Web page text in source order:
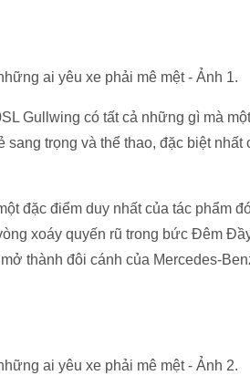
Gullwing có tất cả những gì mà một
trọng và thể thao, đặc biệt nhất
đặc điểm duy nhất của tác phẩm
xoáy quyến rũ trong bức Đêm
thành đôi cánh của Mercedes-